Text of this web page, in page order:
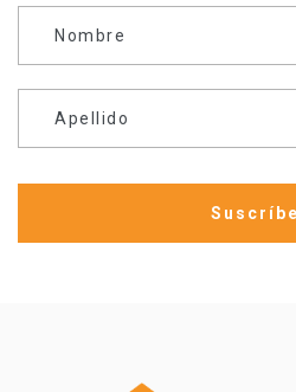
Nombre
Apellido